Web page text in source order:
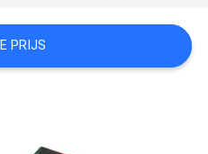
PRIJS